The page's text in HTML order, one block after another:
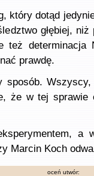
który dotąd
głębiej, niż
też determinacja
prawdę.
sposób.
że w tej
a
Marcin Koch
oceń utwór: